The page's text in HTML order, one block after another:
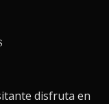
disfruta en